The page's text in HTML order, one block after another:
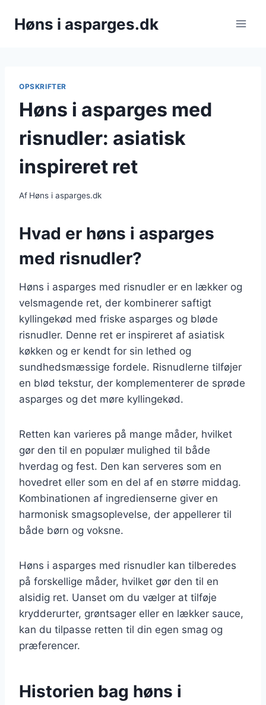
Høns i asparges.dk
OPSKRIFTER
Høns i asparges med
risnudler: asiatisk
inspireret ret
Af Høns i asparges.dk
Hvad er høns i asparges
med risnudler?
Høns i asparges med risnudler er en lækker og
velsmagende ret, der kombinerer saftigt
kyllingekød med friske asparges og bløde
risnudler. Denne ret er inspireret af asiatisk
køkken og er kendt for sin lethed og
sundhedsmæssige fordele. Risnudlerne tilføjer
en blød tekstur, der komplementerer de sprøde
asparges og det møre kyllingekød.
Retten kan varieres på mange måder, hvilket
gør den til en populær mulighed til både
hverdag og fest. Den kan serveres som en
hovedret eller som en del af en større middag.
Kombinationen af ingredienserne giver en
harmonisk smagsoplevelse, der appellerer til
både børn og voksne.
Høns i asparges med risnudler kan tilberedes
på forskellige måder, hvilket gør den til en
alsidig ret. Uanset om du vælger at tilføje
krydderurter, grøntsager eller en lækker sauce,
kan du tilpasse retten til din egen smag og
præferencer.
Historien bag høns i